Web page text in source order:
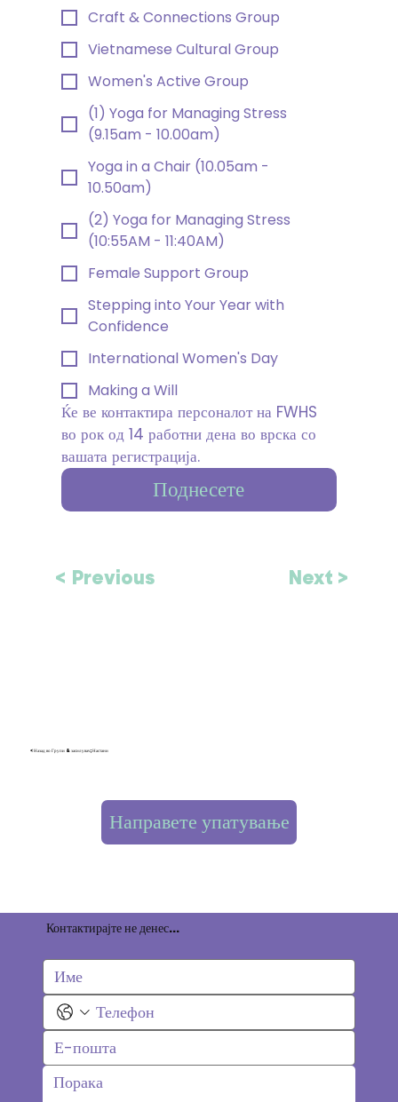
Next >
< Previous
Craft & Connections Group
Vietnamese Cultural Group
Women's Active Group
(1) Yoga for Managing Stress
(9.15am - 10.00am)
Yoga in a Chair (10.05am -
10.50am)
(2) Yoga for Managing Stress
(10:55AM - 11:40AM)
Female Support Group
Stepping into Your Year with
Confidence
International Women's Day
Making a Will
Ќе ве контактира персоналот на FWHS
во рок од 14 работни дена во врска со
вашата регистрација.
Поднесете
Направете упатување
< Назад во Групи & засилувач; Настани
Контактирајте не денес...